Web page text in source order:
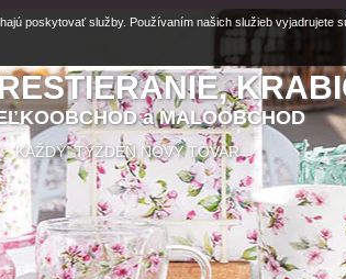
a MALOOBCHOD
TÝŽDEŇ NOVÝ TOVAR
poskytovať služby. Používaním našich služieb vyjadrujete